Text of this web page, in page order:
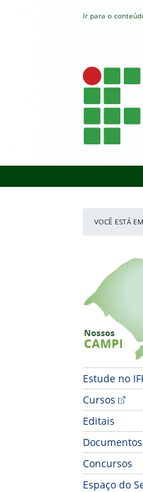
Ir para o
VOCÊ ESTÁ
Início da
Nossos
Estude no
Cursos
Editais
Documentos
Concursos
Espaço do